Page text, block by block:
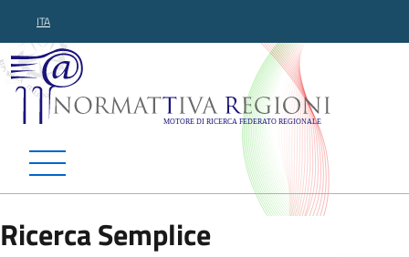
ITA
Normattiva Regioni -
Ricerca Semplice